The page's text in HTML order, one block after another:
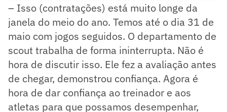
– Isso (contratações) está muito longe da
janela do meio do ano. Temos até o dia 31 de
maio com jogos seguidos. O departamento de
scout trabalha de forma ininterrupta. Não é
hora de discutir isso. Ele fez a avaliação antes
de chegar, demonstrou confiança. Agora é
hora de dar confiança ao treinador e aos
atletas para que possamos desempenhar,